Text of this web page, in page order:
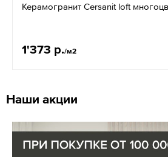
Керамогранит Cersanit loft
1'373 р./м2
Наши акции